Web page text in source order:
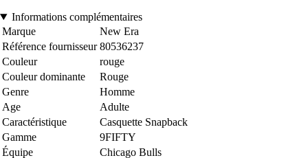
Informations complémentaires
Marque
New Era
Référence fournisseur 80536237
Couleur
rouge
Couleur dominante
Rouge
Genre
Homme
Age
Adulte
Caractéristique
Casquette Snapback
Gamme
9FIFTY
Équipe
Chicago Bulls